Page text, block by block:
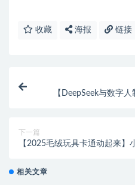
收藏 海报 链接
【DeepSeek与数字
下一篇
【2025毛绒玩具卡通动起来】
相关文章